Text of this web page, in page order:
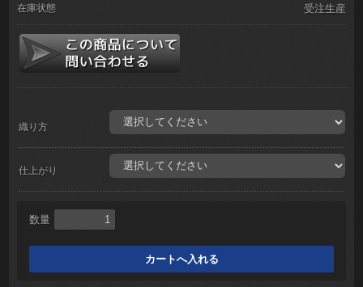
在庫状態 受注生産
織り方
仕上がり
数量